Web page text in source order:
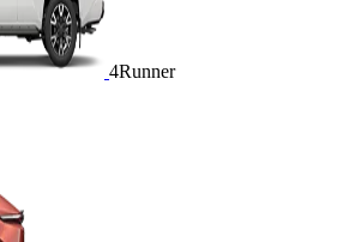
4Runner